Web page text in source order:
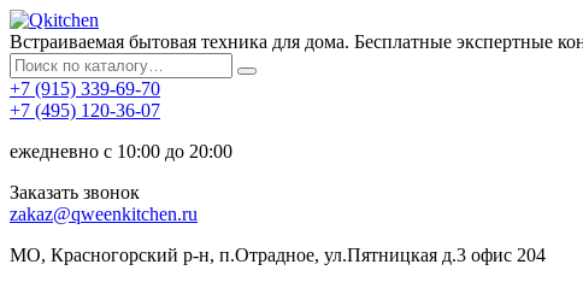
Встраиваемая бытовая техника для дома. Бесплатные экспертные
+7 (915) 339-69-70
+7 (495) 120-36-07
ежедневно с 10:00 до 20:00
Заказать звонок
zakaz@qweenkitchen.ru
МО, Красногорский р-н, п.Отрадное, ул.Пятницкая д.3 офис 204